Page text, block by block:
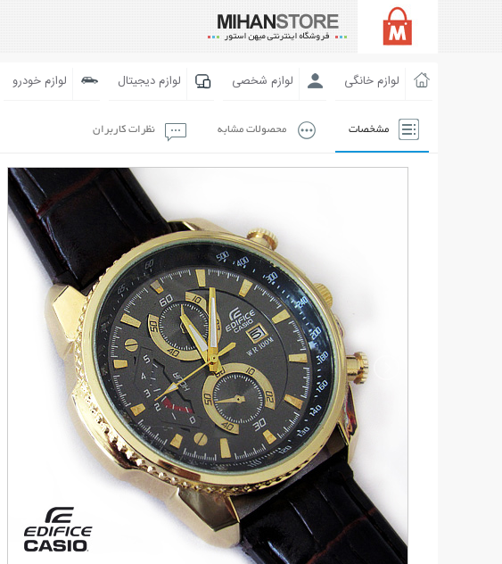
لوازم خانگی لوازم شخصی لوازم دیجیتال لوازم خودرو
مشخصات محصولات مشابه نظرات کاربران